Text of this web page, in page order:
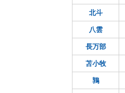
北斗
八雲
長万部
苫小牧
鶉